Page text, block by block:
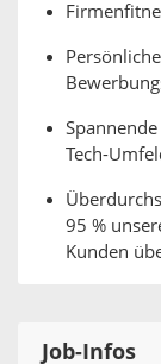
Tech-
95 %
Kunden
Job-Infos